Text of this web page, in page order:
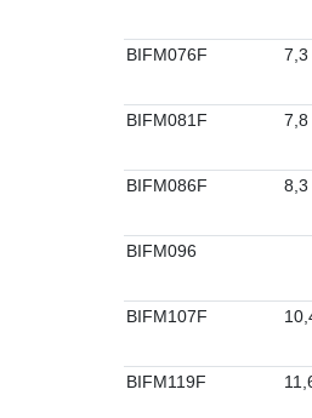
BIFM076F 7,3
BIFM081F 7,8
BIFM086F 8,3
BIFM096
BIFM107F
BIFM119F